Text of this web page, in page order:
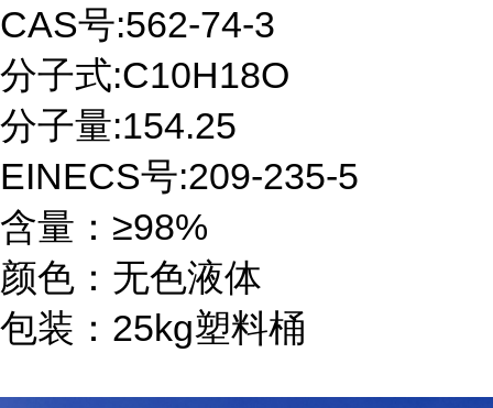
CAS号:562-74-3
分子式:C10H18O
分子量:154.25
EINECS号:209-235-5
含量：≥98%
颜色：无色液体
包装：25kg塑料桶